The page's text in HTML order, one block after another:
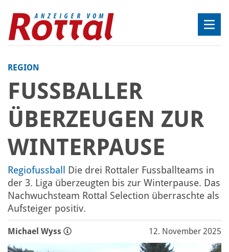
REGION
FUSSBALLER
ÜBERZEUGEN ZUR
WINTERPAUSE
Regiofussball
Die drei Rottaler Fussballteams in
der 3. Liga überzeugten bis zur Winterpause. Das
Nachwuchsteam Rottal Selection überraschte als
Aufsteiger positiv.
Michael Wyss 12. November 2025